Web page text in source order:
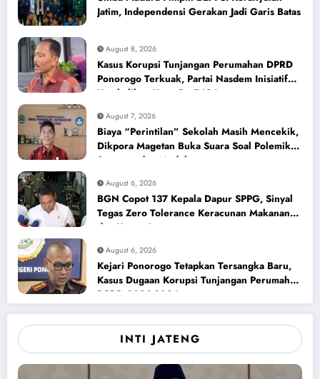
Jatim, Independensi Gerakan Jadi Garis Batas
August 8, 2026
Kasus Korupsi Tunjangan Perumahan DPRD
Ponorogo Terkuak, Partai Nasdem Inisiatif
Kembalikan Uang Rp 748 Juta
August 7, 2026
Biaya “Perintilan” Sekolah Masih Mencekik,
Dikpora Magetan Buka Suara Soal Polemik
Seragam dan Modul
August 6, 2026
BGN Copot 137 Kepala Dapur SPPG, Sinyal
Tegas Zero Tolerance Keracunan Makanan
dan Korupsi
August 6, 2026
Kejari Ponorogo Tetapkan Tersangka Baru,
Kasus Dugaan Korupsi Tunjangan Perumahan
DPRD 2023-2026
INTI JATENG